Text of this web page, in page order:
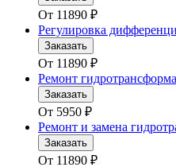
От 11890 ₽
Регулировка
Заказать
От 11890 ₽
Ремонт
Заказать
От 5950 ₽
Ремонт и замена
Заказать
От 11890 ₽